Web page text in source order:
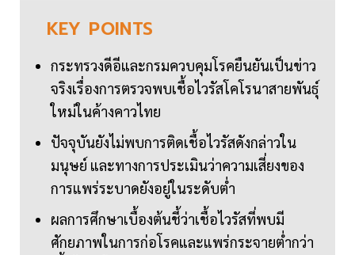
KEY POINTS
กระทรวงดีอีและกรมควบคุมโรคยืนยันเป็นข่าว
จริงเรื่องการตรวจพบเชื้อไวรัสโคโรนาสายพันธุ์
ใหม่ในค้างคาวไทย
ปัจจุบันยังไม่พบการติดเชื้อไวรัสดังกล่าวใน
มนุษย์ และทางการประเมินว่าความเสี่ยงของ
การแพร่ระบาดยังอยู่ในระดับต่ำ
ผลการศึกษาเบื้องต้นชี้ว่าเชื้อไวรัสที่พบมี
ศักยภาพในการก่อโรคและแพร่กระจายต่ำกว่า